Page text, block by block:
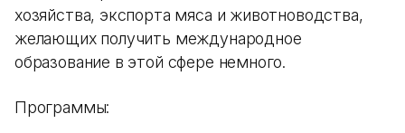
хозяйства, экспорта мяса и животноводства,
желающих получить международное
образование в этой сфере немного.
Программы: